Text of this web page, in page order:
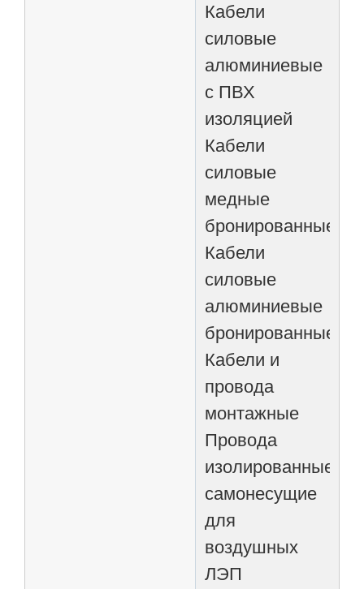
Кабели
силовые
алюминиевые
с ПВХ
изоляцией
Кабели
силовые
медные
бронированные
Кабели
силовые
алюминиевые
бронированные
Кабели и
провода
монтажные
Провода
изолированные
самонесущие
для
воздушных
ЛЭП